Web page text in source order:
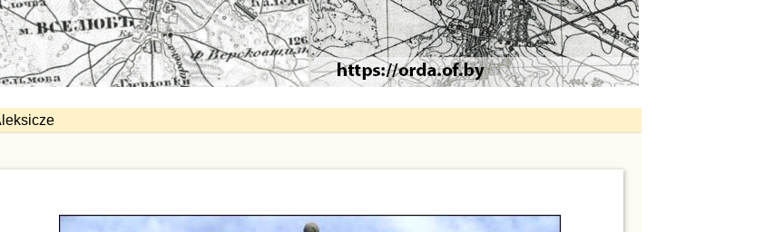
Aleksicze